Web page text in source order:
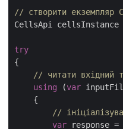
// створити
CellsApi cellsInstance
try
{
// читати вхідний
using (var
    {
//
var response